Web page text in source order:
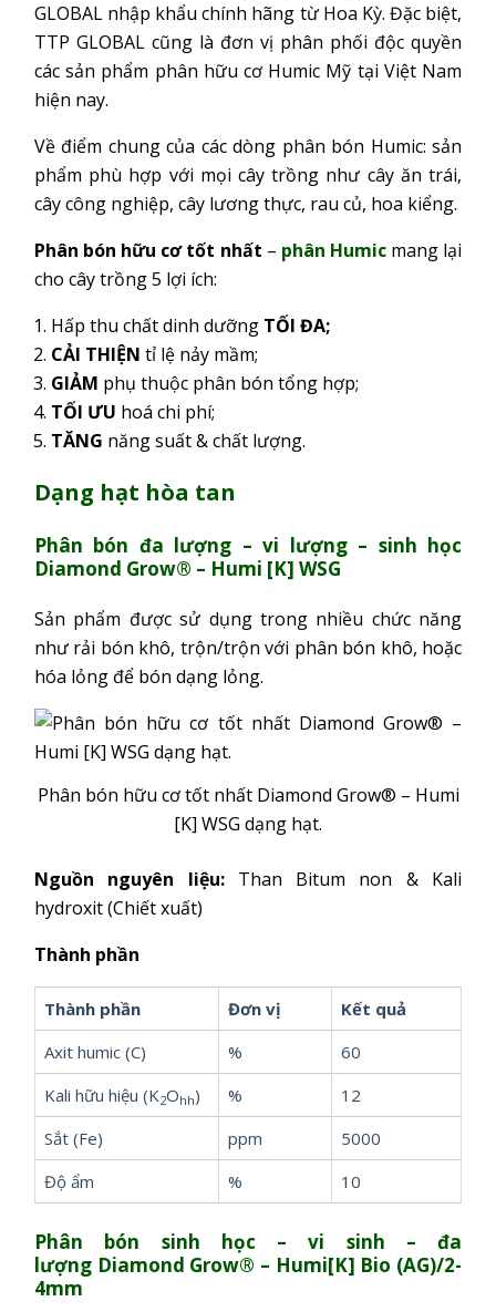
GLOBAL nhập khẩu chính hãng từ Hoa Kỳ. Đặc biệt,
TTP GLOBAL cũng là đơn vị phân phối độc quyền
các sản phẩm phân hữu cơ Humic Mỹ tại Việt Nam
hiện nay.
Về điểm chung của các dòng phân bón Humic: sản
phẩm phù hợp với mọi cây trồng như cây ăn trái,
cây công nghiệp, cây lương thực, rau củ, hoa kiểng.
Phân bón hữu cơ tốt nhất – phân Humic mang lại
cho cây trồng 5 lợi ích:
Hấp thu chất dinh dưỡng TỐI ĐA;
CẢI THIỆN tỉ lệ nảy mầm;
GIẢM phụ thuộc phân bón tổng hợp;
TỐI ƯU hoá chi phí;
TĂNG năng suất & chất lượng.
Dạng hạt hòa tan
Phân bón đa lượng – vi lượng – sinh học
Diamond Grow® – Humi [K] WSG
Sản phẩm được sử dụng trong nhiều chức năng
như rải bón khô, trộn/trộn với phân bón khô, hoặc
hóa lỏng để bón dạng lỏng.
Phân bón hữu cơ tốt nhất Diamond Grow® – Humi
[K] WSG dạng hạt.
Nguồn nguyên liệu:Than Bitum non & Kali
hydroxit (Chiết xuất)
Thành phần
Thành phần Đơn vị
Kết quả
Axit humic (C)
%
60
Kali hữu hiệu (K2Ohh) %
12
Sắt (Fe)
ppm
5000
Độ ẩm
% 10
Phân bón sinh học – vi sinh – đa
lượng Diamond Grow® – Humi[K] Bio (AG)/2-
4mm